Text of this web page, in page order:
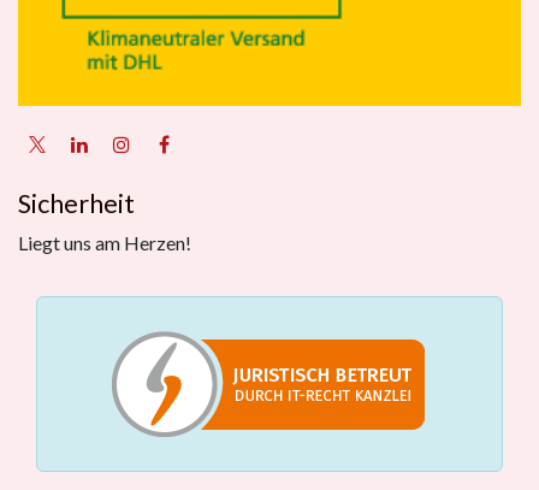
Sicherheit
Liegt uns am Herzen!